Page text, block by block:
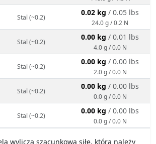
Stal (~0.2)
0.02 kg / 0.05 lbs
24.0 g / 0.2 N
Stal (~0.2)
0.00 kg / 0.01 lbs
4.0 g / 0.0 N
Stal (~0.2)
0.00 kg / 0.00 lbs
2.0 g / 0.0 N
Stal (~0.2)
0.00 kg / 0.00 lbs
0.0 g / 0.0 N
Stal (~0.2)
0.00 kg / 0.00 lbs
0.0 g / 0.0 N
wylicza szacunkową siłę, którą należy